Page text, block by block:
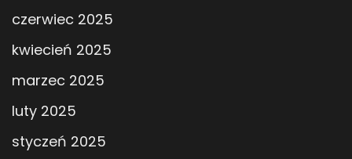
czerwiec 2025
kwiecień 2025
marzec 2025
luty 2025
styczeń 2025